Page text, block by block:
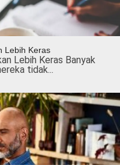
Lebih Keras
Lebih Keras Banyak
tidak...